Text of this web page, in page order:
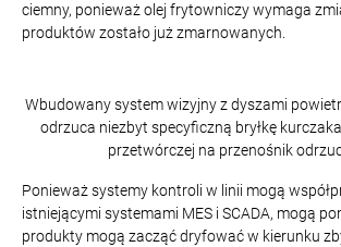
ciemny, ponieważ olej frytowniczy wymaga
produktów zostało już zmarnowanych.
Wbudowany system wizyjny z dyszami
odrzuca niezbyt specyficzną bryłkę
przetwórczej na przenośnik
Ponieważ systemy kontroli w linii mogą
istniejącymi systemami MES i SCADA, mogą
produkty mogą zacząć dryfować w kierunku